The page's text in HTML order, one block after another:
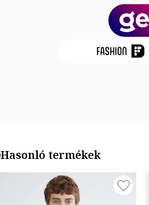
Hasonló termékek